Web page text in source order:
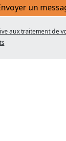
un
aux traitement de